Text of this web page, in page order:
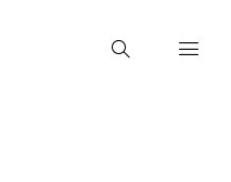
Búsqueda